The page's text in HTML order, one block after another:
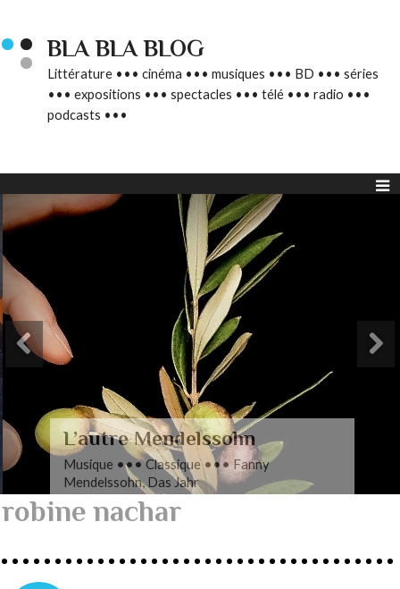
BLA BLA BLOG
Littérature ••• cinéma ••• musiques ••• BD ••• séries
••• expositions ••• spectacles ••• télé ••• radio •••
podcasts •••
L’autre Mendelssohn
Musique ••• Classique ••• Fanny
Mendelssohn, Das Jahr
robine nachar